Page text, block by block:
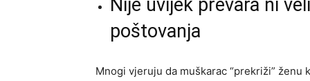
Nije uvijek prevara ni
poštovanja
Mnogi vjeruju da muškarac “prekriži”